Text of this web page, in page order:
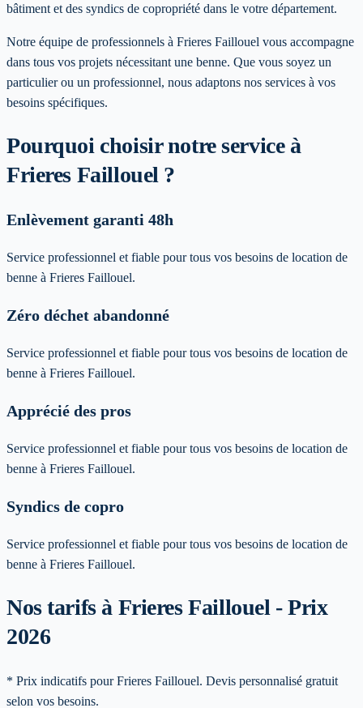
bâtiment et des syndics de copropriété dans le votre département.
Notre équipe de professionnels à Frieres Faillouel vous accompagne
dans tous vos projets nécessitant une benne. Que vous soyez un
particulier ou un professionnel, nous adaptons nos services à vos
besoins spécifiques.
Pourquoi choisir notre service à
Frieres Faillouel ?
Enlèvement garanti 48h
Service professionnel et fiable pour tous vos besoins de location de
benne à Frieres Faillouel.
Zéro déchet abandonné
Service professionnel et fiable pour tous vos besoins de location de
benne à Frieres Faillouel.
Apprécié des pros
Service professionnel et fiable pour tous vos besoins de location de
benne à Frieres Faillouel.
Syndics de copro
Service professionnel et fiable pour tous vos besoins de location de
benne à Frieres Faillouel.
Nos tarifs à Frieres Faillouel - Prix
2026
* Prix indicatifs pour Frieres Faillouel. Devis personnalisé gratuit
selon vos besoins.